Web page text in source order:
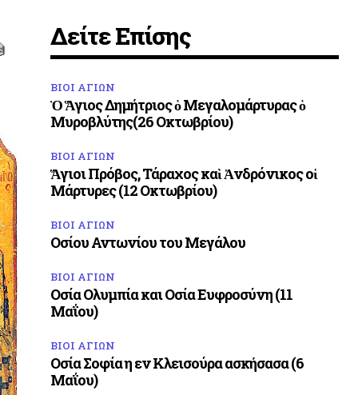
Δείτε Επίσης
ΒΙΟΙ ΑΓΙΩΝ
Ὁ Ἅγιος Δημήτριος ὁ Μεγαλομάρτυρας ὁ
Μυροβλύτης(26 Οκτωβρίου)
ΒΙΟΙ ΑΓΙΩΝ
Ἅγιοι Πρόβος, Τάραχος καὶ Ἀνδρόνικος οἱ
Μάρτυρες (12 Οκτωβρίου)
ΒΙΟΙ ΑΓΙΩΝ
Οσίου Αντωνίου του Μεγάλου
ΒΙΟΙ ΑΓΙΩΝ
Οσία Ολυμπία και Οσία Ευφροσύνη (11
Μαΐου)
ΒΙΟΙ ΑΓΙΩΝ
Οσία Σοφία η εν Κλεισούρα ασκήσασα (6
Μαΐου)